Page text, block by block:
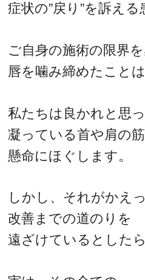
症状の”戻り”を訴える
ご自身の施術の限界を
唇を噛み締めたこと
私たちは良かれと思っ
凝っている首や肩の
懸命にほぐします。
しかし、それがかえ
改善までの道のりを
遠ざけているとした